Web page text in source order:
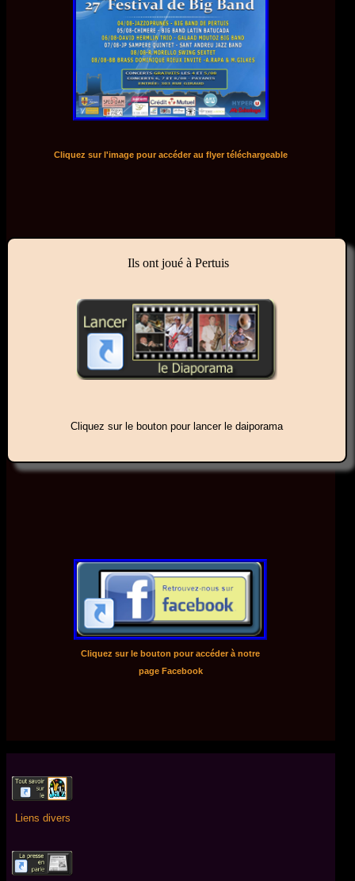
Cliquez sur l'image pour accéder au flyer téléchargeable
Ils ont joué à Pertuis
Cliquez sur le bouton pour lancer le daiporama
Cliquez sur le bouton pour accéder à notre
page Facebook
Liens divers